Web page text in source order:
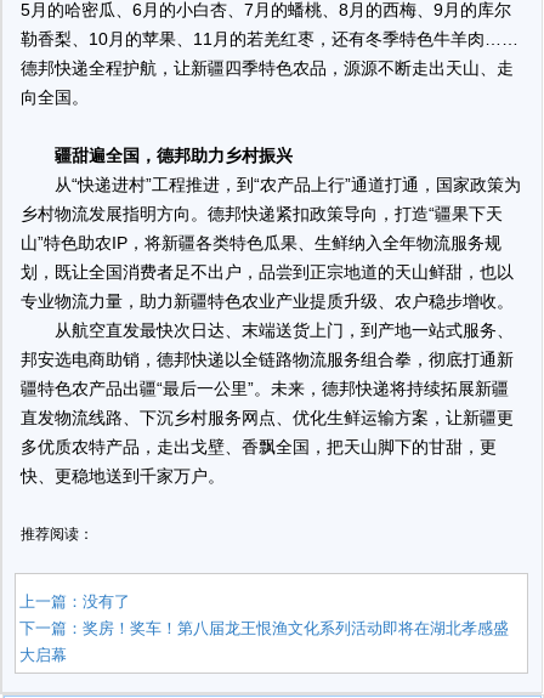
5月的哈密瓜、6月的小白杏、7月的蟠桃、8月的西梅、9月的库尔
勒香梨、10月的苹果、11月的若羌红枣，还有冬季特色牛羊肉……
德邦快递全程护航，让新疆四季特色农品，源源不断走出天山、走
向全国。
疆甜遍全国，德邦助力乡村振兴
从“快递进村”工程推进，到“农产品上行”通道打通，国家政策为
乡村物流发展指明方向。德邦快递紧扣政策导向，打造“疆果下天
山”特色助农IP，将新疆各类特色瓜果、生鲜纳入全年物流服务规
划，既让全国消费者足不出户，品尝到正宗地道的天山鲜甜，也以
专业物流力量，助力新疆特色农业产业提质升级、农户稳步增收。
从航空直发最快次日达、末端送货上门，到产地一站式服务、
邦安选电商助销，德邦快递以全链路物流服务组合拳，彻底打通新
疆特色农产品出疆“最后一公里”。未来，德邦快递将持续拓展新疆
直发物流线路、下沉乡村服务网点、优化生鲜运输方案，让新疆更
多优质农特产品，走出戈壁、香飘全国，把天山脚下的甘甜，更
快、更稳地送到千家万户。
推荐阅读：
上一篇：没有了
下一篇：奖房！奖车！第八届龙王恨渔文化系列活动即将在湖北孝感盛
大启幕